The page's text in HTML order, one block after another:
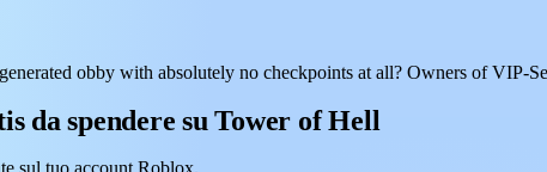
obby with absolutely no checkpoints at all? Owners of VIP-
da spendere su Tower of Hell
sul tuo account Roblox.